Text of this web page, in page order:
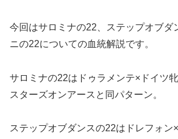
今回はサロミナの22、ステップオブダ
ニの22についての血統解説です。
サロミナの22はドゥラメンテ×ドイツ
スターズオンアースと同パターン。
ステップオブダンスの22はドレフォン